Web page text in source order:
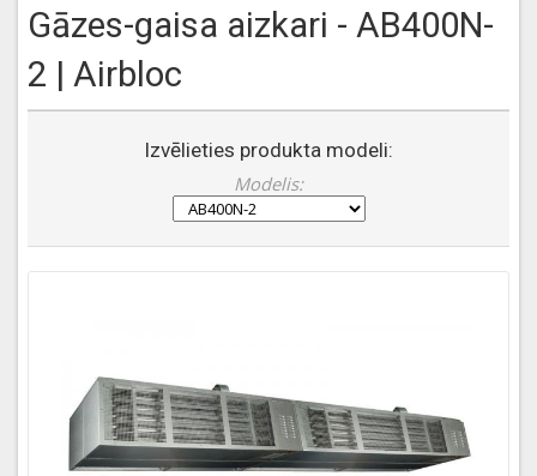
Gāzes-gaisa aizkari - AB400N-
2 | Airbloc
Izvēlieties produkta modeli:
Modelis: